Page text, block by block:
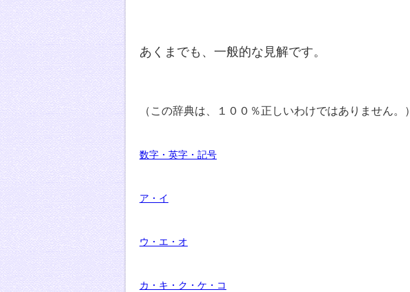
あくまでも、一般的な見解です。
（この辞典は、１００％正しいわけではありません。）
数字・英字・記号
ア・イ
ウ・エ・オ
カ・キ・ク・ケ・コ